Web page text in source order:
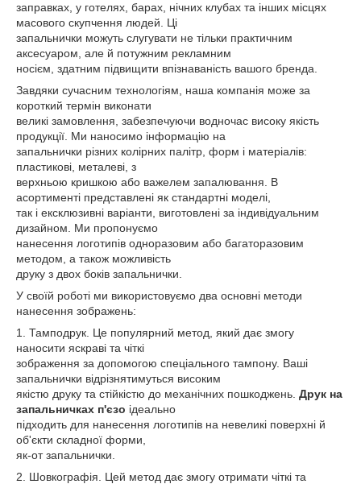
заправках, у готелях, барах, нічних клубах та інших місцях
масового скупчення людей. Ці
запальнички можуть слугувати не тільки практичним
аксесуаром, але й потужним рекламним
носієм, здатним підвищити впізнаваність вашого бренда.
Завдяки сучасним технологіям, наша компанія може за
короткий термін виконати
великі замовлення, забезпечуючи водночас високу якість
продукції. Ми наносимо інформацію на
запальнички різних колірних палітр, форм і матеріалів:
пластикові, металеві, з
верхньою кришкою або важелем запалювання. В
асортименті представлені як стандартні моделі,
так і ексклюзивні варіанти, виготовлені за індивідуальним
дизайном. Ми пропонуємо
нанесення логотипів одноразовим або багаторазовим
методом, а також можливість
друку з двох боків запальнички.
У своїй роботі ми використовуємо два основні методи
нанесення зображень:
1. Тамподрук. Це популярний метод, який дає змогу
наносити яскраві та чіткі
зображення за допомогою спеціального тампону. Ваші
запальнички відрізнятимуться високим
якістю друку та стійкістю до механічних пошкоджень. Друк на
запальничках п'єзо ідеально
підходить для нанесення логотипів на невеликі поверхні й
об'єкти складної форми,
як-от запальнички.
2. Шовкографія. Цей метод дає змогу отримати чіткі та